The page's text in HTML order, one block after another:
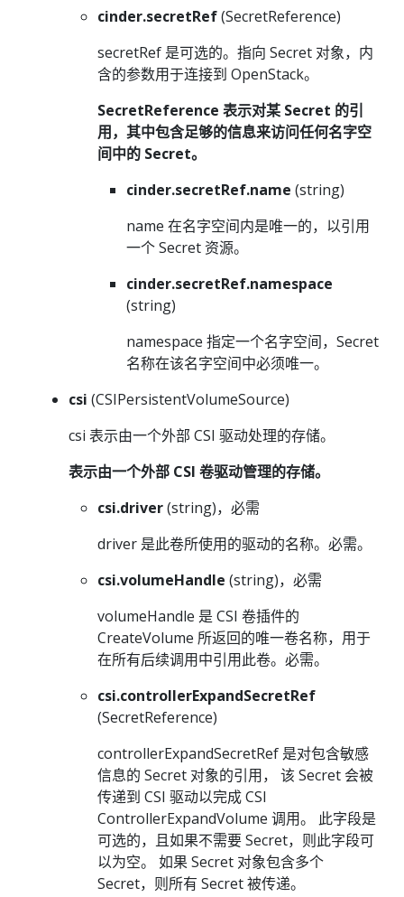
cinder.secretRef(SecretReference)
secretRef 是可选的。指向 Secret 对象，内
含的参数用于连接到 OpenStack。
SecretReference 表示对某 Secret 的引
用，其中包含足够的信息来访问任何名字空
间中的 Secret。
cinder.secretRef.name (string)
name 在名字空间内是唯一的，以引用
一个 Secret 资源。
cinder.secretRef.namespace
(string)
namespace 指定一个名字空间，Secret
名称在该名字空间中必须唯一。
csi (CSIPersistentVolumeSource)
csi 表示由一个外部 CSI 驱动处理的存储。
表示由一个外部 CSI 卷驱动管理的存储。
csi.driver(string)，必需
driver 是此卷所使用的驱动的名称。必需。
csi.volumeHandle (string)，必需
volumeHandle 是 CSI 卷插件的
CreateVolume 所返回的唯一卷名称，用于
在所有后续调用中引用此卷。必需。
csi.controllerExpandSecretRef
(SecretReference)
controllerExpandSecretRef 是对包含敏感
信息的 Secret 对象的引用， 该 Secret 会被
传递到 CSI 驱动以完成 CSI
ControllerExpandVolume 调用。 此字段是
可选的，且如果不需要 Secret，则此字段可
以为空。 如果 Secret 对象包含多个
Secret，则所有 Secret 被传递。